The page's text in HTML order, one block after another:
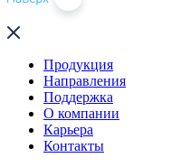
Продукция
Направления
Поддержка
О компании
Карьера
Контакты